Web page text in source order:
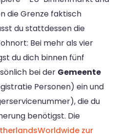
die Grenze faktisch
du stattdessen die
Bei mehr als vier
du dich binnen fünf
bei der Gemeente
Personen) ein und
die du
benötigst. Die
zur